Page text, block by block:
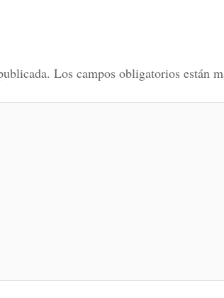
Los campos obligatorios están